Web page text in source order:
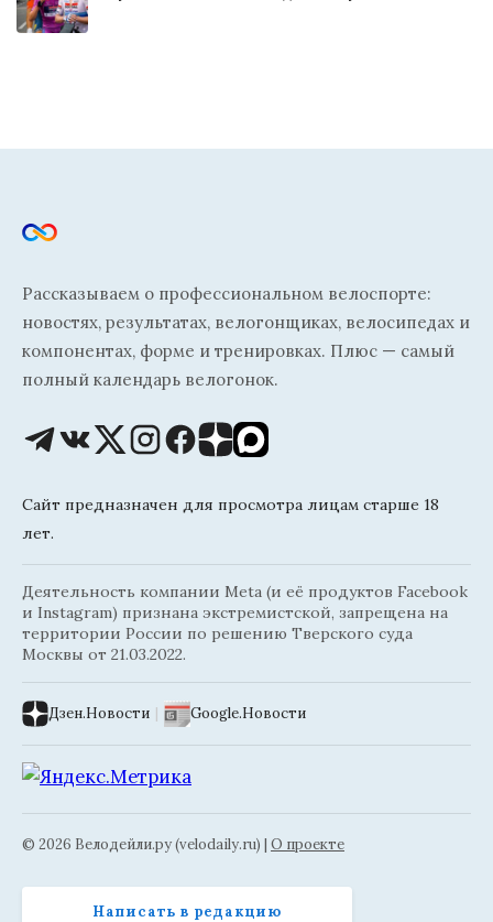
Рассказываем о профессиональном велоспорте:
новостях, результатах, велогонщиках, велосипедах и
компонентах, форме и тренировках. Плюс — самый
полный календарь велогонок.
Сайт предназначен для просмотра лицам старше 18
лет.
Деятельность компании Meta (и её продуктов Facebook
и Instagram) признана экстремистской, запрещена на
территории России по решению Тверского суда
Москвы от 21.03.2022.
Дзен.Новости | Google.Новости
© 2026 Велодейли.ру (velodaily.ru) | О проекте
Написать в редакцию